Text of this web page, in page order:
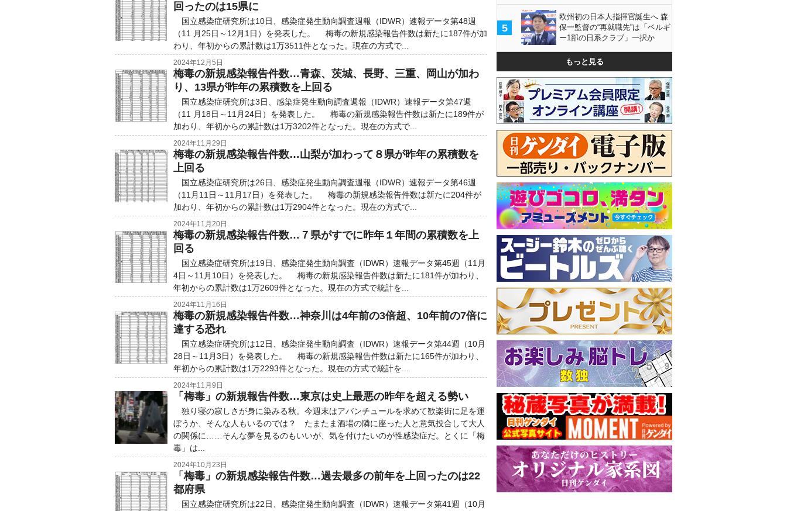
回ったのは15県に
国立感染症研究所は10日、感染症発生動向調査週報（IDWR）速報データ第48週
（11 月25日～12月1日）を発表した。 梅毒の新規感染報告件数は新たに187件が加
わり、年初からの累計数は1万3511件となった。現在の方式で...
2024年12月5日
梅毒の新規感染報告件数…青森、茨城、長野、三重、岡山が加わ
り、13県が昨年の累積数を上回る
国立感染症研究所は3日、感染症発生動向調査週報（IDWR）速報データ第47週
（11 月18日～11月24日）を発表した。 梅毒の新規感染報告件数は新たに189件が
加わり、年初からの累計数は1万3202件となった。現在の方式で...
2024年11月29日
梅毒の新規感染報告件数…山梨が加わって８県が昨年の累積数を
上回る
国立感染症研究所は26日、感染症発生動向調査週報（IDWR）速報データ第46週
（11月11日～11月17日）を発表した。 梅毒の新規感染報告件数は新たに204件が
加わり、年初からの累計数は1万2904件となった。現在の方式で...
2024年11月20日
梅毒の新規感染報告件数…７県がすでに昨年１年間の累積数を上
回る
国立感染症研究所は19日、感染症発生動向調査（IDWR）速報データ第45週（11月
4日～11月10日）を発表した。 梅毒の新規感染報告件数は新たに181件が加わり、
年初からの累計数は1万2609件となった。現在の方式で統計を...
2024年11月16日
梅毒の新規感染報告件数…神奈川は4年前の3倍超、10年前の7倍に
達する恐れ
国立感染症研究所は12日、感染症発生動向調査（IDWR）速報データ第44週（10月
28日～11月3日）を発表した。 梅毒の新規感染報告件数は新たに165件が加わり、
年初からの累計数は1万2293件となった。現在の方式で統計を...
2024年11月9日
「梅毒」の新規報告件数…東京は史上最悪の昨年を超える勢い
独り寝の寂しさが身に染みる秋。今週末はアバンチュールを求めて歓楽街に足を運
ぼうか、そんな人もいるのでは？ たまたま酒場の隣に座った人と意気投合して大人
の関係に……そんな夢を見るのもいいが、気を付けたいのが性感染症だ。とくに「梅
毒」は...
2024年10月23日
「梅毒」の新規感染報告件数…過去最多の前年を上回ったのは22
都府県
国立感染症研究所は22日、感染症発生動向調査（IDWR）速報データ第41週（10月
5
欧州初の日本人指揮官誕生へ 森
保一監督の“再就職先”は「ベルギ
ー1部の日系クラブ」一択か
もっと見る